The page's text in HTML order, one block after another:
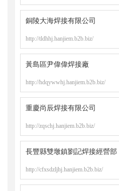
銅陵大海焊接有限公司
http://tldhhj.hanjiem.b2b.biz/
黃島區尹偉偉焊接廠
http://hdqywwhj.hanjiem.b2b.biz/
重慶尚辰焊接有限公司
http://zqschj.hanjiem.b2b.biz/
長豐縣雙墩鎮劉記焊接經營部
http://cfxsdzljhj.hanjiem.b2b.biz/